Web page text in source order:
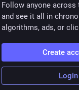
Follow anyone across
and see it all in
algorithms, ads, or
Create
Login